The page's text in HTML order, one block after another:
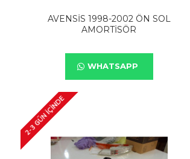
AVENSİS 1998-2002 ÖN SOL
AMORTİSÖR
WHATSAPP
2-3 GÜN IÇINDE